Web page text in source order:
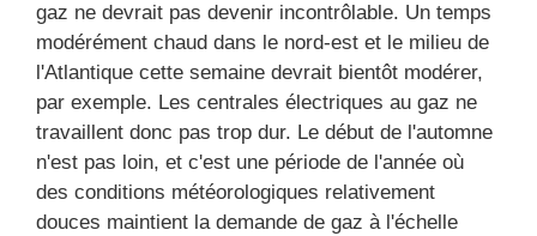
gaz ne devrait pas devenir incontrôlable. Un temps
modérément chaud dans le nord-est et le milieu de
l'Atlantique cette semaine devrait bientôt modérer,
par exemple. Les centrales électriques au gaz ne
travaillent donc pas trop dur. Le début de l'automne
n'est pas loin, et c'est une période de l'année où
des conditions météorologiques relativement
douces maintient la demande de gaz à l'échelle